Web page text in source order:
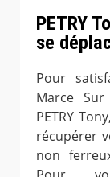
PETRY
se
Pour
Marce
PETRY
récupérer
non